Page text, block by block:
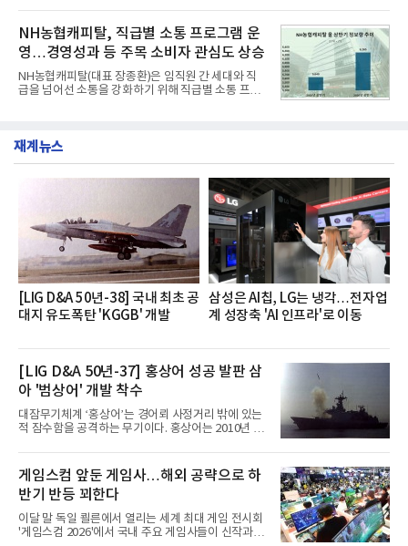
넘
혔다.‘동대문식 닭한마리 칼국수’는 예상을 뛰어넘는
소비자 호응에 힘입어 지난 7월 13일 첫 선을 보인 지
단 18일 만에 누적 판매량 50만 개를 돌파하는 성과를
거두었다.이번 신제품은 개발진이 전국의 닭한마리
전문점을 직접 찾아 다니며 최적의 육수 비율을 완성
했다. 자극적이지 않으면서도 깊은 닭육수에 마늘의
개운한 풍미를 더했으며, 국물이 잘 배어들면서도 쫄
서도
NH농협캐피탈, 직급별 소통 프로그램 운
영…경영성과 등 주목 소비자 관심도 상승
NH농협캐피탈(대표 장종환)은 임직원 간 세대와 직
급을 넘어선 소통을 강화하기 위해 직급별 소통 프로
영지원부 홍보팀과 2026년 새로이(e)＊가 공동 주관
쳐 진행됐다.참고로 새로이(e)는 NH농협캐피탈 MZ
세대들로(과장~계장) 구성된 자율 참여조직으로, 조
직문화 혁신과 업무 효율성 향상을 위한 다양한 활동
을 추진하며,새로운 변화와 이로운 영향력을 조직전
반에 전파하는 역할
재계뉴스
[LIG D&A 50년-38] 국내 최초 공
대지 유도폭탄 'KGGB' 개발
삼성은 AI칩, LG는 냉각…전자업
계 성장축 'AI 인프라'로 이동
[LIG D&A 50년-37] 홍상어 성공 발판 삼
아 '범상어' 개발 착수
대잠무기체계 ‘홍상어’는 경어뢰 사정거리 밖에 있는
적 잠수함을 공격하는 무기이다. 홍상어는 2010년 넥
이뤄졌다. 이후 2012년 한국형 구축함(KDX-1) 이상
의 함정에 실전 배치됐다.그해 7월 해군은 동해상에서
성능 검증을 위해 홍상어 시험발사를 실시했다. 이때
홍상어가 목표 지점에서 입수한 후 표적을 타격하지
못하고 물속에서 멈춰버리는 예상 밖의 일이 벌어졌
다. 2차 품질확인 사격 시험에서도 만족스러운 결과를
얻지 못했다. 완벽한 신뢰성 확보를 위해 LIG넥스원은
게임스컴 앞둔 게임사…해외 공략으로 하
반기 반등 꾀한다
이달 말 독일 쾰른에서 열리는 세계 최대 게임 전시회
'게임스컴 2026'에서 국내 주요 게임사들이 신작과 글